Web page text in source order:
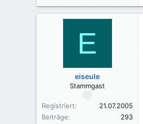
E
eiseule
Stammgast
Registriert
21.07.2005
Beiträge
293